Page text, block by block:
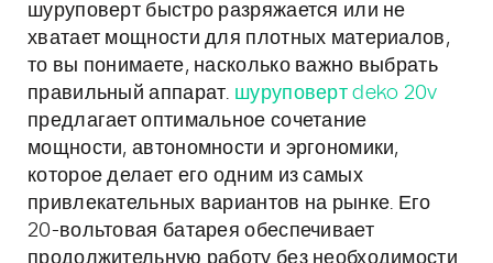
шуруповерт быстро разряжается или не
хватает мощности для плотных материалов,
то вы понимаете, насколько важно выбрать
правильный аппарат. шуруповерт deko 20v
предлагает оптимальное сочетание
мощности, автономности и эргономики,
которое делает его одним из самых
привлекательных вариантов на рынке. Его
20-вольтовая батарея обеспечивает
продолжительную работу без необходимости